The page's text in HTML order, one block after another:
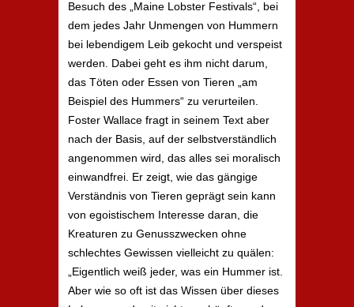
Besuch des „Maine Lobster Festivals“, bei
dem jedes Jahr Unmengen von Hummern
bei lebendigem Leib gekocht und verspeist
werden. Dabei geht es ihm nicht darum,
das Töten oder Essen von Tieren „am
Beispiel des Hummers“ zu verurteilen.
Foster Wallace fragt in seinem Text aber
nach der Basis, auf der selbstverständlich
angenommen wird, das alles sei moralisch
einwandfrei. Er zeigt, wie das gängige
Verständnis von Tieren geprägt sein kann
von egoistischem Interesse daran, die
Kreaturen zu Genusszwecken ohne
schlechtes Gewissen vielleicht zu quälen:
„Eigentlich weiß jeder, was ein Hummer ist.
Aber wie so oft ist das Wissen über dieses